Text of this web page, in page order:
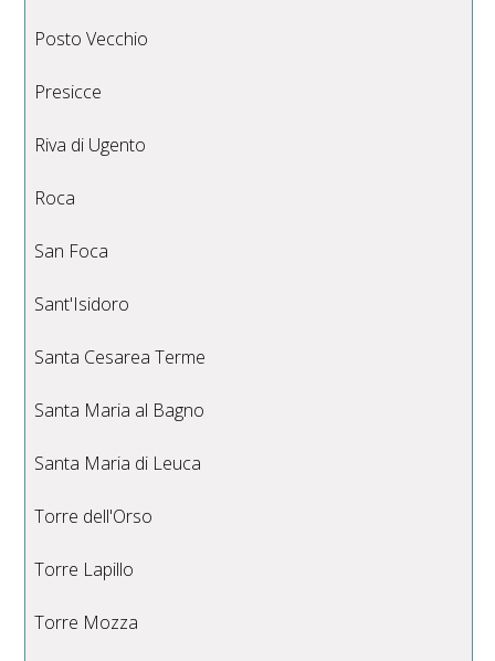
Posto Vecchio
Presicce
Riva di Ugento
Roca
San Foca
Sant'Isidoro
Santa Cesarea Terme
Santa Maria al Bagno
Santa Maria di Leuca
Torre dell'Orso
Torre Lapillo
Torre Mozza